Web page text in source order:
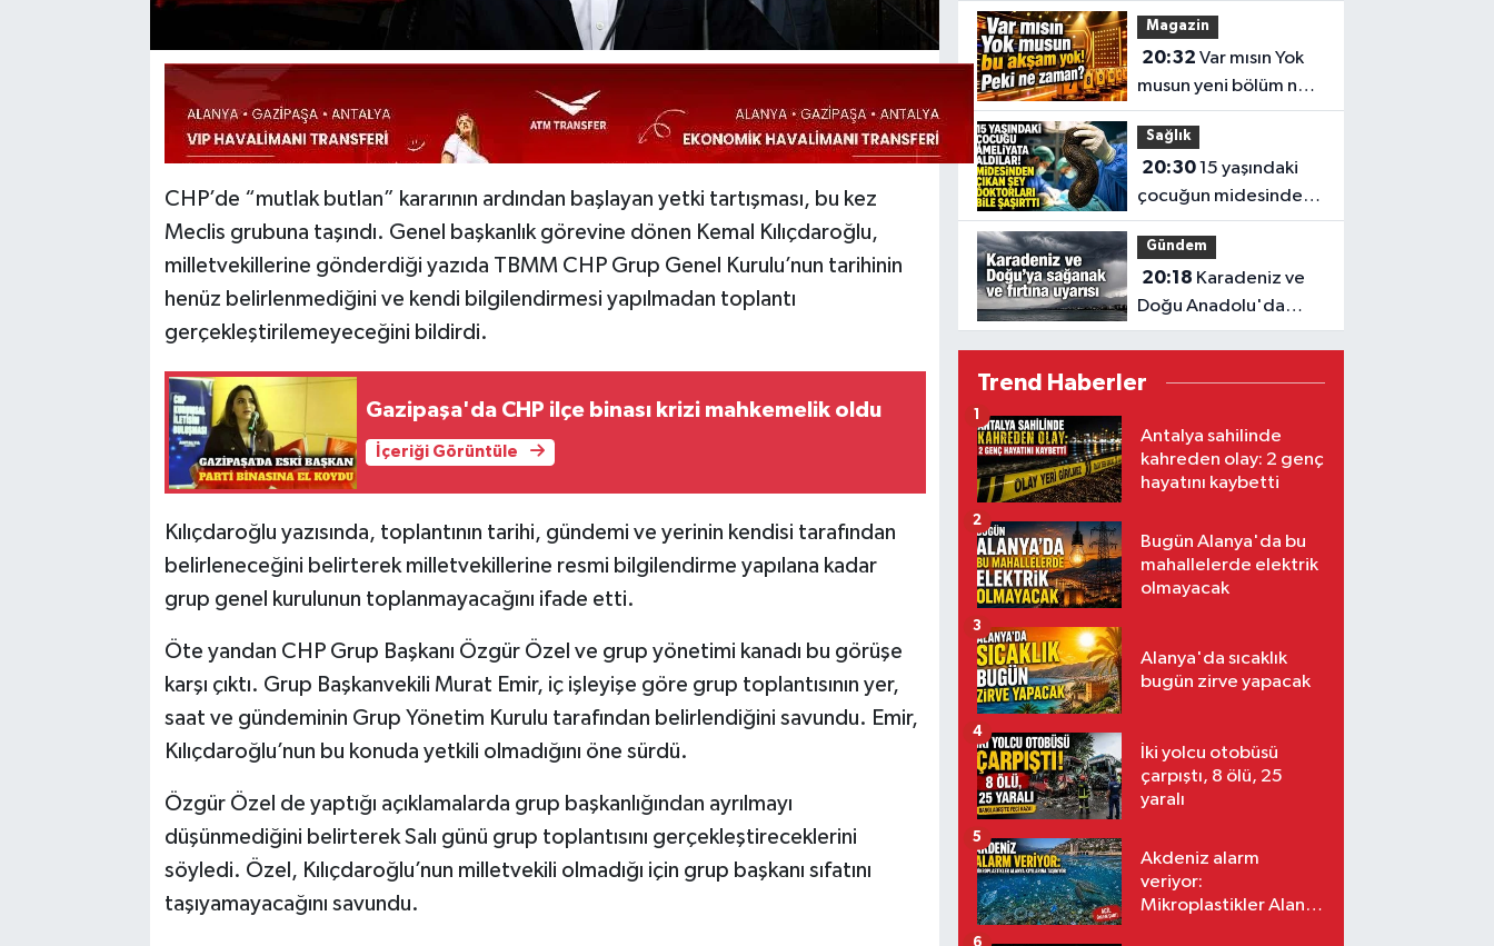
CHP’de “mutlak butlan” kararının ardından başlayan yetki tartışması, bu kez
Meclis grubuna taşındı. Genel başkanlık görevine dönen Kemal Kılıçdaroğlu,
milletvekillerine gönderdiği yazıda TBMM CHP Grup Genel Kurulu’nun tarihinin
henüz belirlenmediğini ve kendi bilgilendirmesi yapılmadan toplantı
gerçekleştirilemeyeceğini bildirdi.
Gazipaşa'da CHP ilçe binası krizi mahkemelik oldu
İçeriği Görüntüle
Kılıçdaroğlu yazısında, toplantının tarihi, gündemi ve yerinin kendisi tarafından
belirleneceğini belirterek milletvekillerine resmi bilgilendirme yapılana kadar
grup genel kurulunun toplanmayacağını ifade etti.
Öte yandan CHP Grup Başkanı Özgür Özel ve grup yönetimi kanadı bu görüşe
karşı çıktı. Grup Başkanvekili Murat Emir, iç işleyişe göre grup toplantısının yer,
saat ve gündeminin Grup Yönetim Kurulu tarafından belirlendiğini savundu. Emir,
Kılıçdaroğlu’nun bu konuda yetkili olmadığını öne sürdü.
Özgür Özel de yaptığı açıklamalarda grup başkanlığından ayrılmayı
düşünmediğini belirterek Salı günü grup toplantısını gerçekleştireceklerini
söyledi. Özel, Kılıçdaroğlu’nun milletvekili olmadığı için grup başkanı sıfatını
taşıyamayacağını savundu.
Magazin
20:32 Var mısın Yok
musun yeni bölüm ne
zaman?
Sağlık
20:3015 yaşındaki
çocuğun midesinden
çıkanlar hayret ettirdi
Gündem
20:18
Doğu Anadolu'da
sağanak ve fırtına
Trend Haberler
Antalya sahilinde
kahreden olay: 2 genç
hayatını kaybetti
1
Bugün Alanya'da bu
mahallelerde elektrik
olmayacak
2
Alanya'da sıcaklık
bugün zirve yapacak
3
İki yolcu otobüsü
çarpıştı, 8 ölü, 25
yaralı
4
Akdeniz alarm
veriyor:
Mikroplastikler Alanya
5